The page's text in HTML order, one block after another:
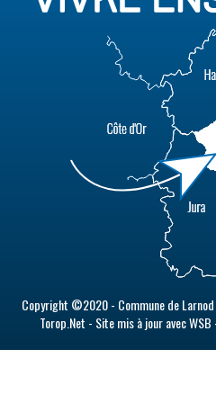
Copyright ©2020 - Commune de
Torop.Net - Site mis à jour avecWSB